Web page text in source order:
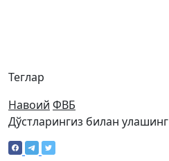
Теглар
Навоий ФВБ
Дўстларингиз билан улашинг